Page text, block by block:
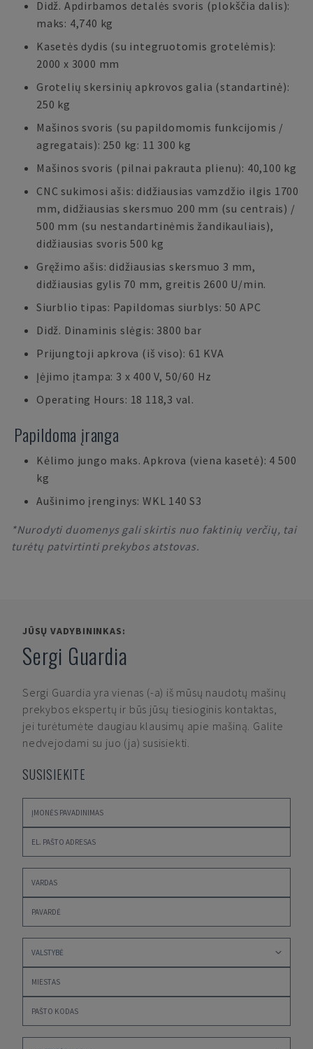
Didž. Apdirbamos detalės svoris (plokščia dalis):
maks: 4,740 kg
Kasetės dydis (su integruotomis grotelėmis):
2000 x 3000 mm
Grotelių skersinių apkrovos galia (standartinė):
250 kg
Mašinos svoris (su papildomomis funkcijomis /
agregatais): 250 kg: 11 300 kg
Mašinos svoris (pilnai pakrauta plienu): 40,100 kg
CNC sukimosi ašis: didžiausias vamzdžio ilgis 1700
mm, didžiausias skersmuo 200 mm (su centrais) /
500 mm (su nestandartinėmis žandikauliais),
didžiausias svoris 500 kg
Gręžimo ašis: didžiausias skersmuo 3 mm,
didžiausias gylis 70 mm, greitis 2600 U/min.
Siurblio tipas: Papildomas siurblys: 50 APC
Didž. Dinaminis slėgis: 3800 bar
Prijungtoji apkrova (iš viso): 61 KVA
Įėjimo įtampa: 3 x 400 V, 50/60 Hz
Operating Hours: 18 118,3 val.
Papildoma įranga
Kėlimo jungo maks. Apkrova (viena kasetė): 4 500
kg
Aušinimo įrenginys: WKL 140 S3
*Nurodyti duomenys gali skirtis nuo faktinių verčių, tai
turėtų patvirtinti prekybos atstovas.
JŪSŲ VADYBININKAS:
Sergi Guardia
Sergi Guardia yra vienas (-a) iš mūsų naudotų mašinų
prekybos ekspertų ir būs jūsų tiesioginis kontaktas,
jei turėtumėte daugiau klausimų apie mašiną. Galite
nedvejodami su juo (ja) susisiekti.
SUSISIEKITE